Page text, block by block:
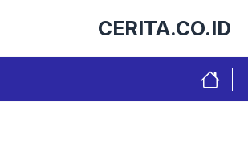
CERITA.CO.ID